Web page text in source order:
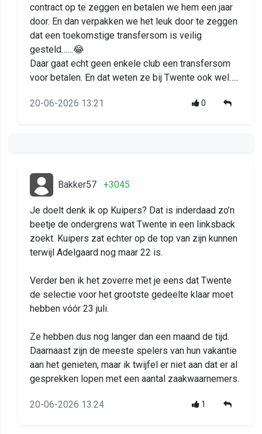
contract op te zeggen en betalen we hem een jaar
door. En dan verpakken we het leuk door te zeggen
dat een toekomstige transfersom is veilig
gesteld……😂
Daar gaat echt geen enkele club een transfersom
voor betalen. En dat weten ze bij Twente ook wel…..
20-06-2026 13:21 0
Bakker57 +3045
Je doelt denk ik op Kuipers? Dat is inderdaad zo’n
beetje de ondergrens wat Twente in een linksback
zoekt. Kuipers zat echter op de top van zijn kunnen
terwijl Adelgaard nog maar 22 is.
Verder ben ik het zoverre met je eens dat Twente
de selectie voor het grootste gedeelte klaar moet
hebben vóór 23 juli.
Ze hebben dus nog langer dan een maand de tijd.
Daarnaast zijn de meeste spelers van hun vakantie
aan het genieten, maar ik twijfel er niet aan dat er al
gesprekken lopen met een aantal zaakwaarnemers.
20-06-2026 13:24 1